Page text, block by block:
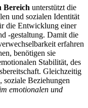
Bereich unterstützt die
und sozialen Identität
die Entwicklung einer
-gestaltung. Damit die
erfahren
benötigen sie
Stabilität, des
Gleichzeitig
soziale Beziehungen
emotionalen und